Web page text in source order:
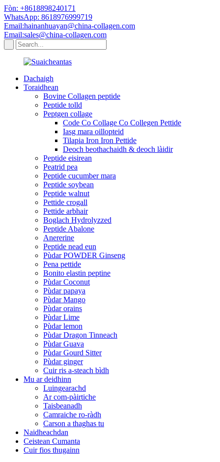
Fòn: +8618898240171
WhatsApp: 8618976999719
Email:hainanhuayan@china-collagen.com
Email:sales@china-collagen.com
Dachaigh
Toraidhean
Bovine Collagen peptide
Peptide tolld
Peptgen collage
Code Co Collage Co Collegen Pettide
Iasg mara oillopteid
Tilapia Iron Iron Pettide
Deoch beothachaidh & deoch làidir
Peptide eisirean
Peatrid pea
Peptide cucumber mara
Peptide soybean
Peptide walnut
Pettide crogall
Pettide arbhair
Boglach Hydrolyzzed
Peptide Abalone
Anererine
Peptide nead eun
Pùdar POWDER Ginseng
Pena pettide
Bonito elastin peptine
Pùdar Coconut
Pùdar papaya
Pùdar Mango
Pùdar orains
Pùdar Lime
Pùdar lemon
Pùdar Dragon Tinneach
Pùdar Guava
Pùdar Gourd Sitter
Pùdar ginger
Cuir ris a-steach bìdh
Mu ar deidhinn
Luingearachd
Ar com-pàirtiche
Taisbeanadh
Camraiche ro-ràdh
Carson a thaghas tu
Naidheachdan
Ceistean Cumanta
Cuir fios thugainn